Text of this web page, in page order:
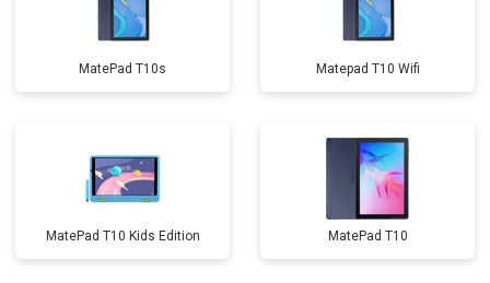
MatePad T10s Matepad T10 Wifi
MatePad T10 Kids Edition MatePad T10